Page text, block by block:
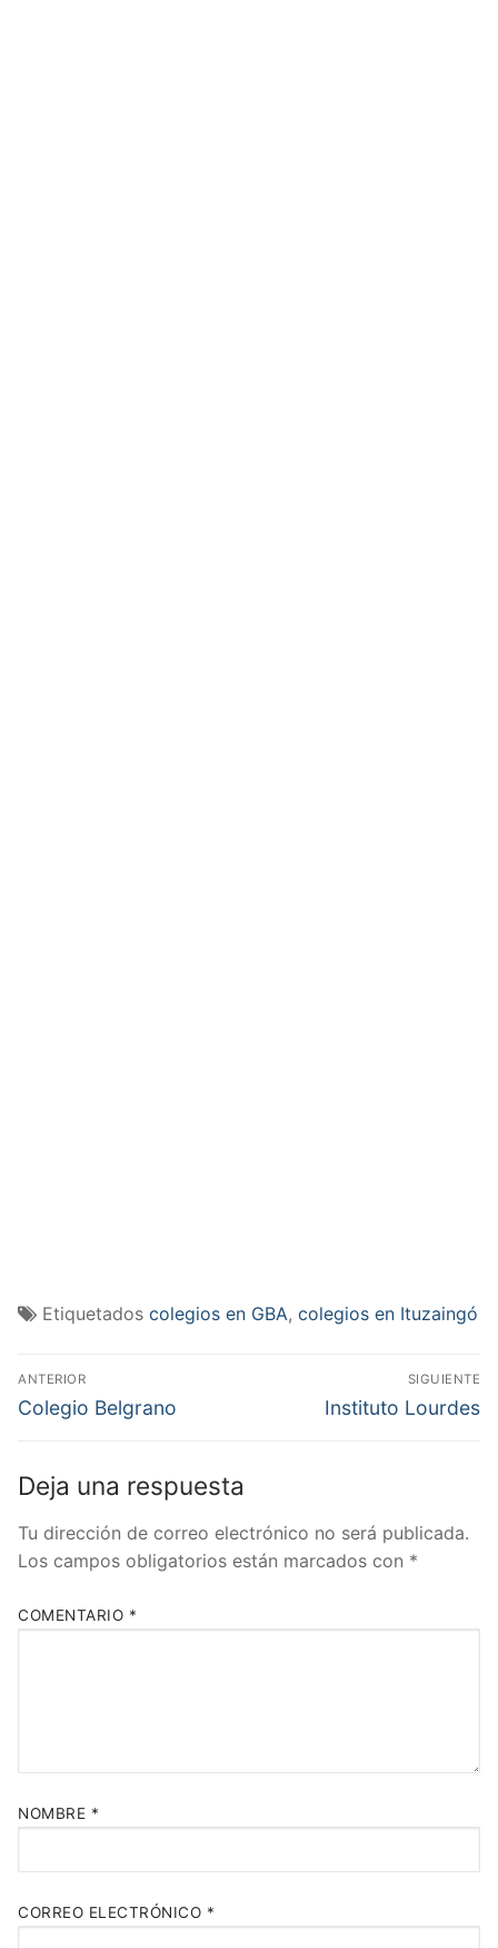
Etiquetados colegios en GBA, colegios en Ituzaingó
Navegación
de
ANTERIOR
Entrada
Colegio Belgrano
SIGUIENTE
Entrada
Instituto Lourdes
Deja una respuesta
Tu dirección de correo electrónico no será publicada.
Los campos obligatorios están marcados con *
COMENTARIO *
NOMBRE *
CORREO ELECTRÓNICO *